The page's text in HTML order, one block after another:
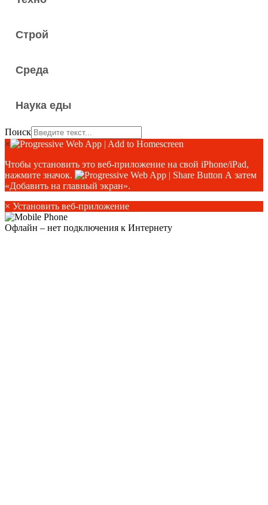
Строй
Среда
Наука еды
Поиск
×
Чтобы установить это веб-приложение на свой iPhone/iPad,
нажмите значок.
А затем
«Добавить на главный экран».
× Установить веб-приложение
Офлайн – нет подключения к Интернету